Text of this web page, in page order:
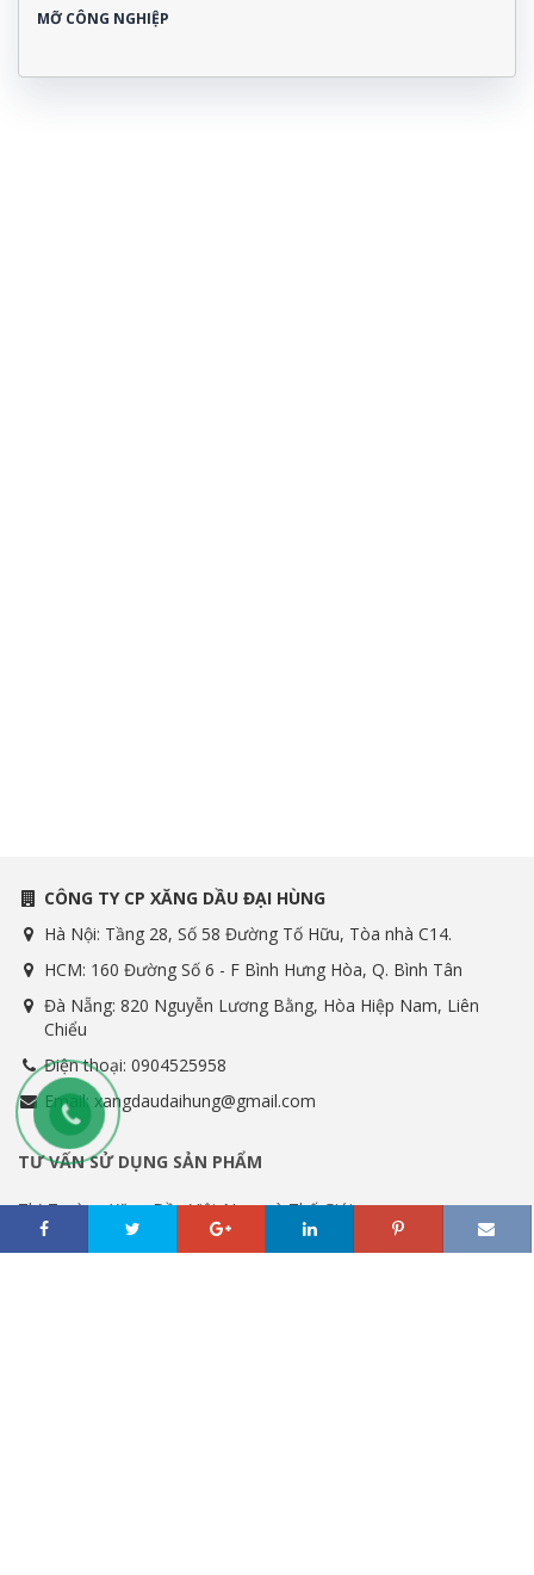
MỠ CÔNG NGHIỆP
CÔNG TY CP XĂNG DẦU ĐẠI HÙNG
Hà Nội: Tầng 28, Số 58 Đường Tố Hữu, Tòa nhà C14.
HCM: 160 Đường Số 6 - F Bình Hưng Hòa, Q. Bình Tân
Đà Nẵng: 820 Nguyễn Lương Bằng, Hòa Hiệp Nam, Liên
Chiểu
Điện thoại: 0904525958
Email: xangdaudaihung@gmail.com
TƯ VẤN SỬ DỤNG SẢN PHẨM
Thị Trường Xăng Dầu Việt Nam và Thế Giới